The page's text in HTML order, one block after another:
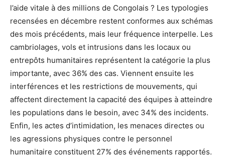
l’aide vitale à des millions de Congolais ? Les typologies
recensées en décembre restent conformes aux schémas
des mois précédents, mais leur fréquence interpelle. Les
cambriolages, vols et intrusions dans les locaux ou
entrepôts humanitaires représentent la catégorie la plus
importante, avec 36% des cas. Viennent ensuite les
interférences et les restrictions de mouvements, qui
affectent directement la capacité des équipes à atteindre
les populations dans le besoin, avec 34% des incidents.
Enfin, les actes d’intimidation, les menaces directes ou
les agressions physiques contre le personnel
humanitaire constituent 27% des événements rapportés.